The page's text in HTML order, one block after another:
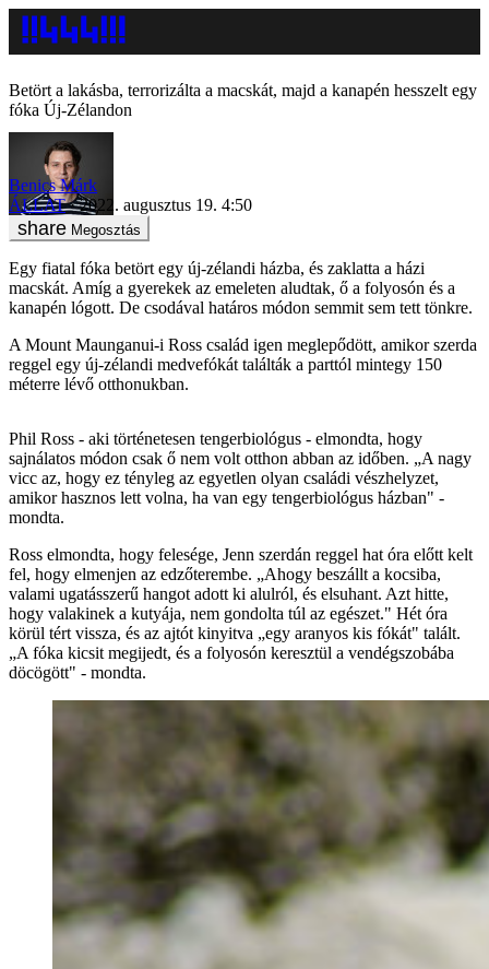
Betört a lakásba, terrorizálta a macskát, majd a kanapén hesszelt egy
fóka Új-Zélandon
Benics Márk
ÁLLAT
2022. augusztus 19. 4:50
Megosztás
Egy fiatal fóka betört egy új-zélandi házba, és zaklatta a házi
macskát. Amíg a gyerekek az emeleten aludtak, ő a folyosón és a
kanapén lógott. De csodával határos módon semmit sem tett tönkre.
A Mount Maunganui-i Ross család igen meglepődött, amikor szerda
reggel egy új-zélandi medvefókát találták a parttól mintegy 150
méterre lévő otthonukban.
Phil Ross - aki történetesen tengerbiológus - elmondta, hogy
sajnálatos módon csak ő nem volt otthon abban az időben. „A nagy
vicc az, hogy ez tényleg az egyetlen olyan családi vészhelyzet,
amikor hasznos lett volna, ha van egy tengerbiológus házban" -
mondta.
Ross elmondta, hogy felesége, Jenn szerdán reggel hat óra előtt kelt
fel, hogy elmenjen az edzőterembe. „Ahogy beszállt a kocsiba,
valami ugatásszerű hangot adott ki alulról, és elsuhant. Azt hitte,
hogy valakinek a kutyája, nem gondolta túl az egészet." Hét óra
körül tért vissza, és az ajtót kinyitva „egy aranyos kis fókát" talált.
„A fóka kicsit megijedt, és a folyosón keresztül a vendégszobába
döcögött" - mondta.